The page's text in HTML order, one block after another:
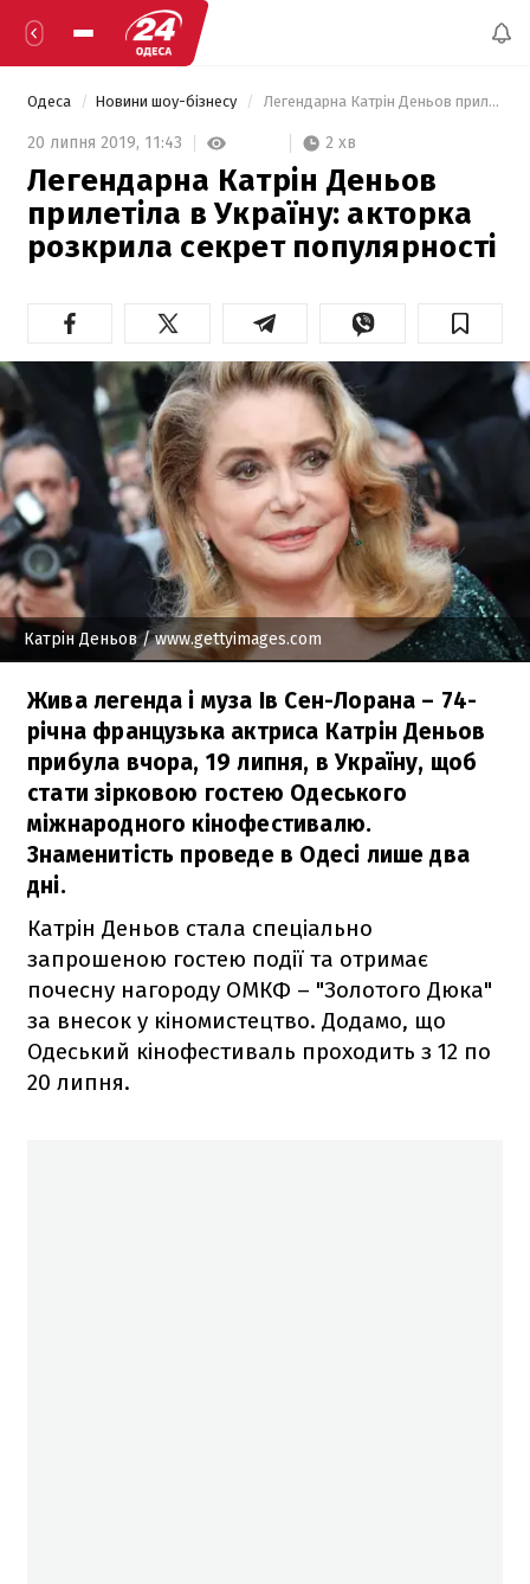
Одеса Новини шоу-бізнесу Легендарна Катрін Деньов прилетіла в Україну: акторка розкрила секрет популярності
20 липня 2019, 11:43 2 хв
Легендарна Катрін Деньов
прилетіла в Україну: акторка
розкрила секрет популярності
Катрін Деньов/ www.gettyimages.com
Жива легенда і муза Ів Сен-Лорана – 74-
річна французька актриса Катрін Деньов
прибула вчора, 19 липня, в Україну, щоб
стати зірковою гостею Одеського
міжнародного кінофестивалю.
Знаменитість проведе в Одесі лише два
дні.
Катрін Деньов стала спеціально
запрошеною гостею події та отримає
почесну нагороду ОМКФ – "Золотого Дюка"
за внесок у кіномистецтво. Додамо, що
Одеський кінофестиваль проходить з 12 по
20 липня.